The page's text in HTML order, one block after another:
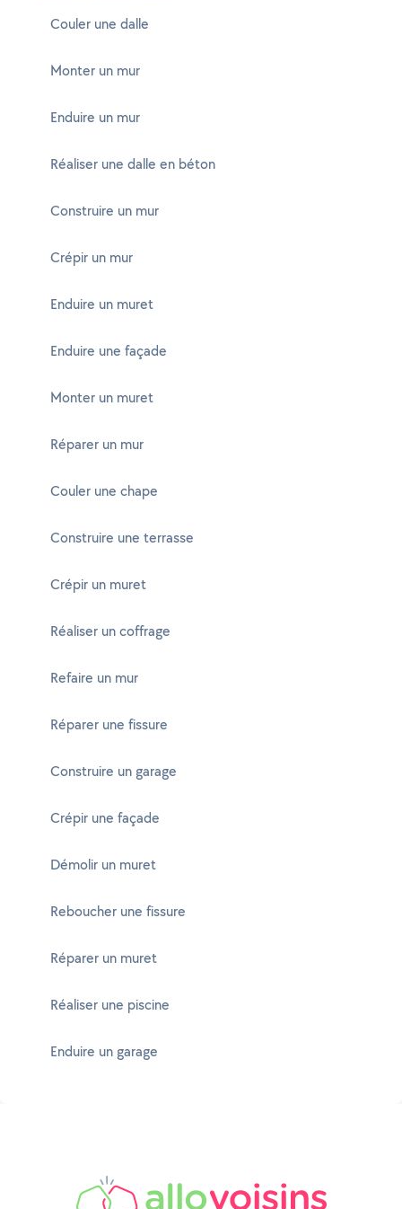
Couler une dalle
Monter un mur
Enduire un mur
Réaliser une dalle en béton
Construire un mur
Crépir un mur
Enduire un muret
Enduire une façade
Monter un muret
Réparer un mur
Couler une chape
Construire une terrasse
Crépir un muret
Réaliser un coffrage
Refaire un mur
Réparer une fissure
Construire un garage
Crépir une façade
Démolir un muret
Reboucher une fissure
Réparer un muret
Réaliser une piscine
Enduire un garage